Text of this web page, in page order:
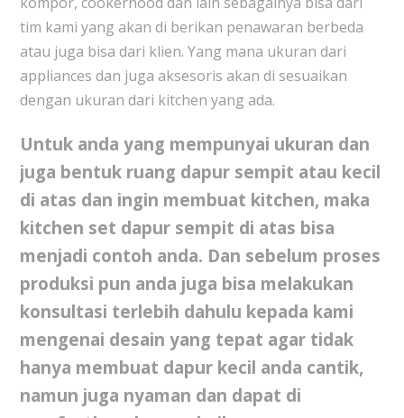
tim kami yang akan di berikan penawaran berbeda
atau juga bisa dari klien. Yang mana ukuran dari
appliances dan juga aksesoris akan di sesuaikan
dengan ukuran dari kitchen yang ada.
Untuk anda yang mempunyai ukuran dan
juga bentuk ruang dapur sempit atau kecil
di atas dan ingin membuat kitchen, maka
kitchen set dapur sempit di atas bisa
menjadi contoh anda. Dan sebelum proses
produksi pun anda juga bisa melakukan
konsultasi terlebih dahulu kepada kami
mengenai desain yang tepat agar tidak
hanya membuat dapur kecil anda cantik,
namun juga nyaman dan dapat di